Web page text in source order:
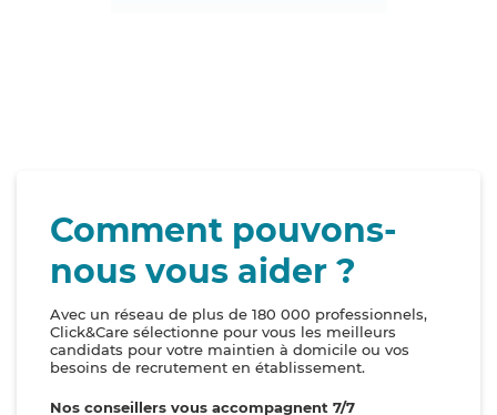
Comment pouvons-
nous vous aider ?
Avec un réseau de plus de 180 000 professionnels,
Click&Care sélectionne pour vous les meilleurs
candidats pour votre maintien à domicile ou vos
besoins de recrutement en établissement.
Nos conseillers vous accompagnent 7/7